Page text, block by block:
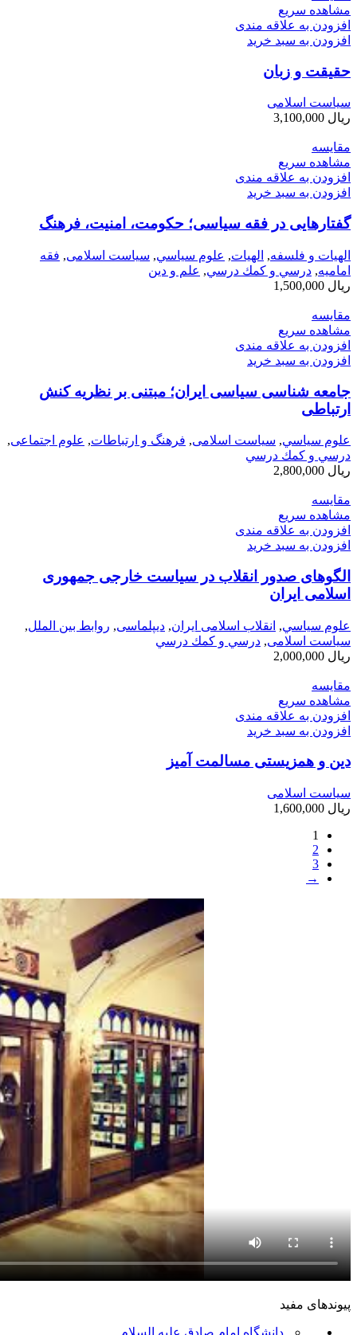
مشاهده سریع
افزودن به علاقه مندی
افزودن به سبد خرید
حقیقت و زبان
سیاست اسلامی
ریال
مقایسه
مشاهده سریع
افزودن به علاقه مندی
افزودن به سبد خرید
گفتارهایی در فقه سیاسی؛ حکومت، امنیت، فرهنگ
الهیات و فلسفه, الهيات, علوم سياسي, سیاست اسلامی, فقه
امامیه, درسي و كمك درسي, علم و دین
ریال
مقایسه
مشاهده سریع
افزودن به علاقه مندی
افزودن به سبد خرید
جامعه شناسی سیاسی ایران؛ مبتنی بر نظریه کنش
ارتباطی
علوم سياسي, سیاست اسلامی, فرهنگ و ارتباطات, علوم اجتماعی,
درسي و كمك درسي
ریال
مقایسه
مشاهده سریع
افزودن به علاقه مندی
افزودن به سبد خرید
الگوهای صدور انقلاب در سیاست خارجی جمهوری
اسلامی ایران
علوم سياسي, انقلاب اسلامی ایران, دیپلماسی, روابط بین الملل,
سیاست اسلامی, درسي و كمك درسي
ریال
مقایسه
مشاهده سریع
افزودن به علاقه مندی
افزودن به سبد خرید
دین و همزیستی مسالمت آمیز
سیاست اسلامی
ریال
1
2
3
→
پیوندهای مفید